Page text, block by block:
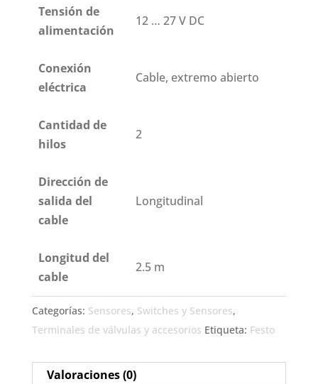
Tensión de
alimentación
12 … 27 V DC
Conexión
eléctrica
Cable, extremo abierto
Cantidad de
hilos
2
Dirección de
salida del
cable
Longitudinal
Longitud del
cable
2.5 m
Categorías: Sensores, Switches y Sensores,
Terminales de válvulas y accesorios Etiqueta: Festo
Valoraciones (0)